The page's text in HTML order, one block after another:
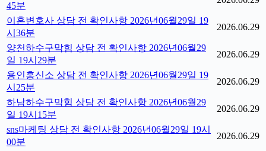
45분
이혼변호사 상담 전 확인사항 2026년06월29일 19
시36분
2026.06.29
양천하수구막힘 상담 전 확인사항 2026년06월29
일 19시29분
2026.06.29
용인흥신소 상담 전 확인사항 2026년06월29일 19
시25분
2026.06.29
하남하수구막힘 상담 전 확인사항 2026년06월29
일 19시15분
2026.06.29
sns마케팅 상담 전 확인사항 2026년06월29일 19시
00분
2026.06.29